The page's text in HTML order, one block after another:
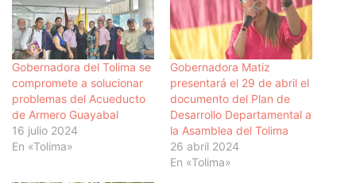
Gobernadora del Tolima se
compromete a solucionar
problemas del Acueducto
de Armero Guayabal
16 julio 2024
En «Tolima»
Gobernadora Matiz
presentará el 29 de abril el
documento del Plan de
Desarrollo Departamental a
la Asamblea del Tolima
26 abril 2024
En «Tolima»